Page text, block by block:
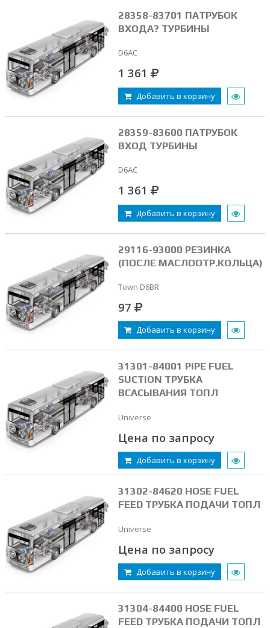
28358-83701 ПАТРУБОК
ВХОДА? ТУРБИНЫ
D6AC
1 361
Добавить в корзину
28359-83600 ПАТРУБОК
ВХОД ТУРБИНЫ
D6AC
1 361
Добавить в корзину
29116-93000 РЕЗИНКА
(ПОСЛЕ МАСЛООТР.КОЛЬЦА)
Town D6BR
97
Добавить в корзину
31301-84001 PIPE FUEL
SUCTION ТРУБКА
ВСАСЫВАНИЯ ТОПЛ
Universe
Цена по запросу
Добавить в корзину
31302-84620 HOSE FUEL
FEED ТРУБКА ПОДАЧИ ТОПЛ
Universe
Цена по запросу
Добавить в корзину
31304-84400 HOSE FUEL
FEED ТРУБКА ПОДАЧИ ТОПЛ